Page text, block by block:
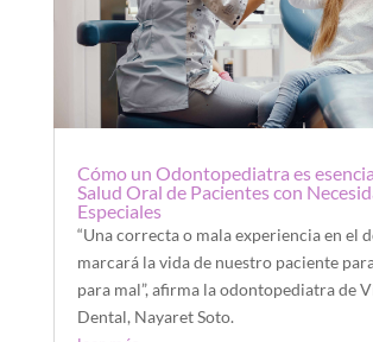
Cómo un Odontopediatra es
Salud Oral de Pacientes con
Especiales
“Una correcta o mala experiencia en el
marcará la vida de nuestro paciente
para mal”, afirma la odontopediatra de
Dental, Nayaret Soto.